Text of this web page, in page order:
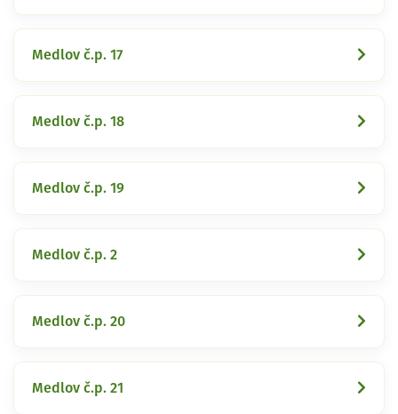
Medlov č.p. 17
Medlov č.p. 18
Medlov č.p. 19
Medlov č.p. 2
Medlov č.p. 20
Medlov č.p. 21